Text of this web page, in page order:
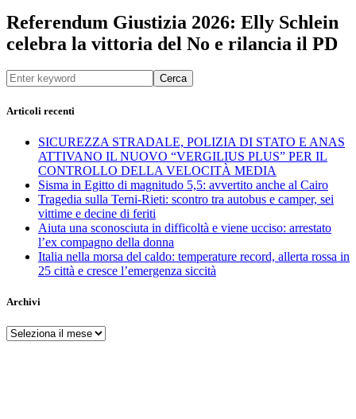
Referendum Giustizia 2026: Elly Schlein
celebra la vittoria del No e rilancia il PD
Cerca
Articoli recenti
SICUREZZA STRADALE, POLIZIA DI STATO E ANAS
ATTIVANO IL NUOVO “VERGILIUS PLUS” PER IL
CONTROLLO DELLA VELOCITÀ MEDIA
Sisma in Egitto di magnitudo 5,5: avvertito anche al Cairo
Tragedia sulla Terni-Rieti: scontro tra autobus e camper, sei
vittime e decine di feriti
Aiuta una sconosciuta in difficoltà e viene ucciso: arrestato
l’ex compagno della donna
Italia nella morsa del caldo: temperature record, allerta rossa in
25 città e cresce l’emergenza siccità
Archivi
Archivi